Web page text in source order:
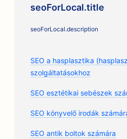
seoForLocal.title
seoForLocal.description
SEO a hasplasztika
szolgáltatásokhoz
SEO esztétikai sebészek
SEO könyvelő irodák
SEO antik boltok számára